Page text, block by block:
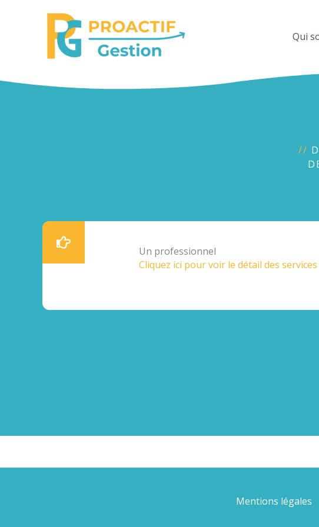
Qui
//
Un professionnel
Cliquez ici pour voir le détail des services
Mentions légales